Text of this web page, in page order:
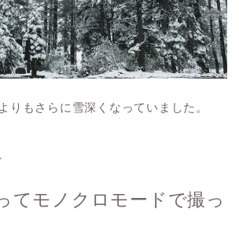
りもさらに雪深くなっていました。
てモノクロモードで撮っ